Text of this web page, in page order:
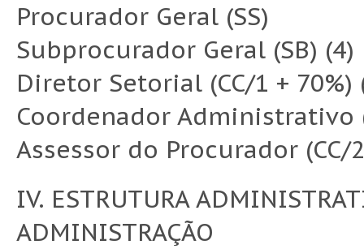
Procurador Geral (SS)
Subprocurador Geral (SB) (4)
Diretor Setorial (CC/1 + 70%)
Coordenador Administrativo
Assessor do Procurador (CC/
IV. ESTRUTURA
ADMINISTRAÇÃO